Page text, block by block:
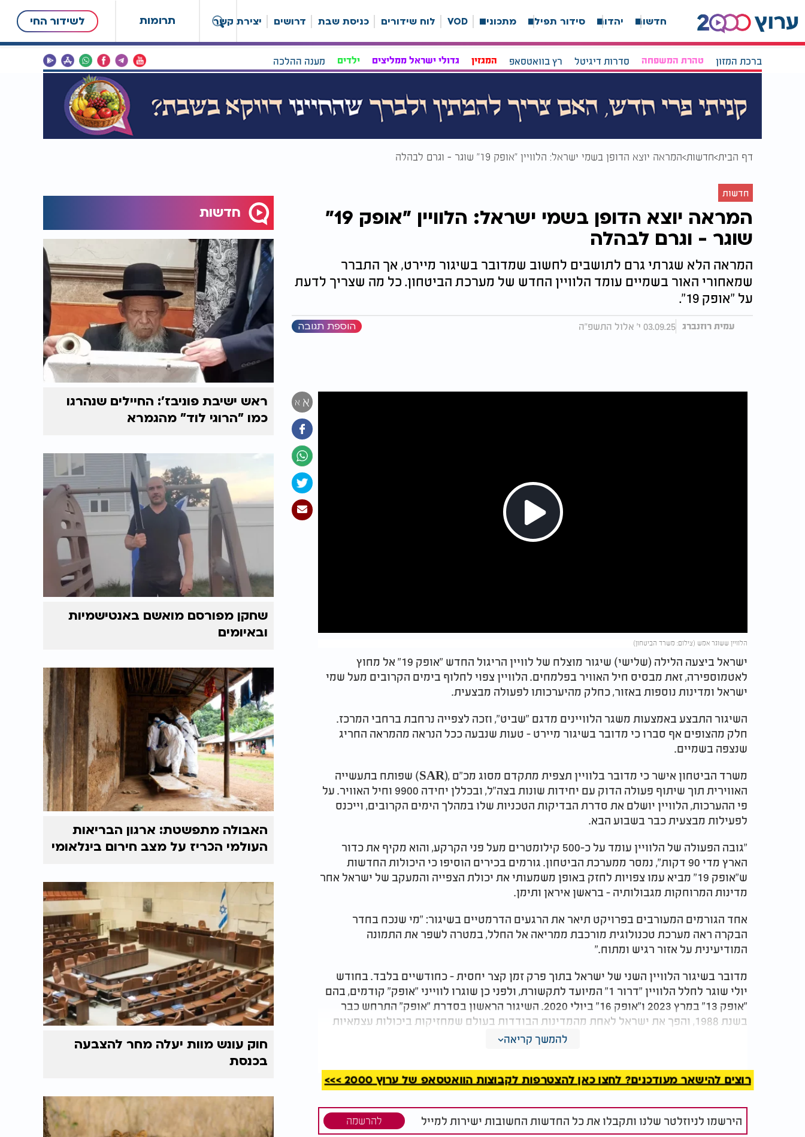
תרומות לשידור החי חדשות יהדות סידור תפילה מתכונים VOD לוח שידורים כניסת שבת דרושים יצירת קשר
ברכת המזון טהרת המשפחה סדרות דיגיטל רץ בוואטסאפ המגזין גדולי ישראל ממליצים ילדים מענה ההלכה
דף הבית חדשות המראה יוצא הדופן בשמי ישראל: הלוויין "אופק 19" שוגר - וגרם לבהלה
חדשות
המראה יוצא הדופן בשמי ישראל: הלוויין "אופק 19"
שוגר - וגרם לבהלה
המראה הלא שגרתי גרם לתושבים לחשוב שמדובר בשיגור מיירט, אך התברר
שמאחורי האור בשמיים עומד הלוויין החדש של מערכת הביטחון. כל מה שצריך לדעת
על "אופק 19".
עמית רוזנברג 03.09.25 י' אלול התשפ"ה הוספת תגובה
א א
Play
הלוויין ששוגר אמש (צילום: משרד הביטחון)
ישראל ביצעה הלילה (שלישי) שיגור מוצלח של לוויין הריגול החדש "אופק 19" אל מחוץ
לאטמוספירה, זאת מבסיס חיל האוויר בפלמחים. הלוויין צפוי לחלוף בימים הקרובים מעל שמי
ישראל ומדינות נוספות באזור, כחלק מהיערכותו לפעולה מבצעית.
השיגור התבצע באמצעות משגר הלוויינים מדגם "שביט", וזכה לצפייה נרחבת ברחבי המרכז.
חלק מהצופים אף סברו כי מדובר בשיגור מיירט - טעות שנבעה ככל הנראה מהמראה החריג
שנצפה בשמיים.
משרד הביטחון אישר כי מדובר בלוויין תצפית מתקדם מסוג מכ"ם (SAR), שפותח בתעשייה
האווירית תוך שיתוף פעולה הדוק עם יחידות שונות בצה"ל, ובכללן יחידה 9900 וחיל האוויר. על
פי ההערכות, הלוויין יושלם את סדרת הבדיקות הטכניות שלו במהלך הימים הקרובים, וייכנס
לפעילות מבצעית כבר בשבוע הבא.
"
גובה הפעולה של הלוויין עומד על כ-500 קילומטרים מעל פני הקרקע, והוא מקיף את כדור
הארץ מדי 90 דקות", נמסר ממערכת הביטחון. גורמים בכירים הוסיפו כי היכולות החדשות
ש"אופק 19" מביא עמו צפויות לחזק באופן משמעותי את יכולת הצפייה והמעקב של ישראל אחר
מדינות המרוחקות מגבולותיה - בראשן איראן ותימן.
אחד הגורמים המעורבים בפרויקט תיאר את הרגעים הדרמטיים בשיגור: "מי שנכח בחדר
הבקרה ראה מערכת טכנולוגית מורכבת ממריאה אל החלל, במטרה לשפר את התמונה
המודיעינית על אזור רגיש ומתוח".
מדובר בשיגור הלוויין השני של ישראל בתוך פרק זמן קצר יחסית - כחודשיים בלבד. בחודש
יולי שוגר לחלל הלוויין "דרור 1" המיועד לתקשורת, ולפני כן שוגרו לווייני "אופק" קודמים, בהם
"אופק 13" במרץ 2023 ו"אופק 16" ביולי 2020. השיגור הראשון בסדרת "אופק" התרחש כבר
בשנת 1988, והפך את ישראל לאחת מהמדינות הבודדות בעולם שמחזיקות ביכולות עצמאיות
המבצעי של מערכת הביטחון. לדברי בכירים בתחום, תוכנית החלל הביטחונית נועדה לשמר את
העליונות האסטרטגית של ישראל בזירה המזרח תיכונית, ולספק למדינה גישה מודיעינית
איכותית ומדויקת - גם ברגעים של מתיחות גוברת.
להמשך קריאה
רוצים להישאר מעודכנים? לחצו כאן להצטרפות לקבוצות הוואטסאפ של ערוץ 2000 >>>
הירשמו לניוזלטר שלנו ותקבלו את כל החדשות החשובות ישירות למייל להרשמה
חדשות
ראש ישיבת פוניבז’: החיילים שנהרגו
כמו "הרוגי לוד" מהגמרא
שחקן מפורסם מואשם באנטישמיות
ובאיומים
האבולה מתפשטת: ארגון הבריאות
העולמי הכריז על מצב חירום בינלאומי
חוק עונש מוות יעלה מחר להצבעה
בכנסת